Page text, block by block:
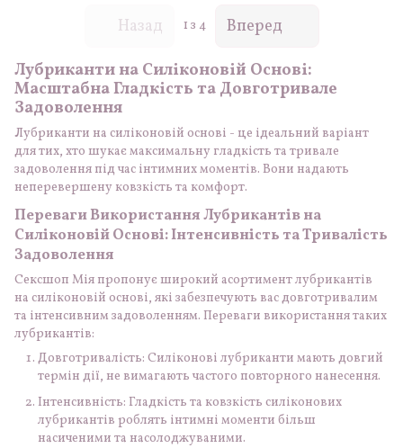
Назад 1 з 4
Вперед
Лубриканти на Силіконовій Основі:
Масштабна Гладкість та Довготривале
Задоволення
Лубриканти на силіконовій основі - це ідеальний варіант
для тих, хто шукає максимальну гладкість та тривале
задоволення під час інтимних моментів. Вони надають
неперевершену ковзкість та комфорт.
Переваги Використання Лубрикантів на
Силіконовій Основі: Інтенсивність та Тривалість
Задоволення
Сексшоп Мія пропонує широкий асортимент лубрикантів
на силіконовій основі, які забезпечують вас довготривалим
та інтенсивним задоволенням. Переваги використання таких
лубрикантів:
Довготривалість: Силіконові лубриканти мають довгий
термін дії, не вимагають частого повторного нанесення.
Інтенсивність: Гладкість та ковзкість силіконових
лубрикантів роблять інтимні моменти більш
насиченими та насолоджуваними.